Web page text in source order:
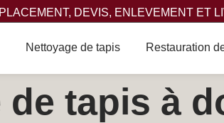
DEVIS, ENLEVEMENT ET
Nettoyage de tapis Restauration
de tapis à